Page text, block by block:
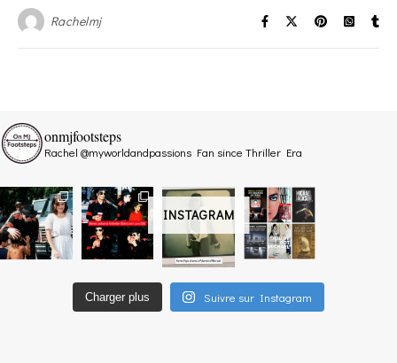
Rachelmj
INSTAGRAM
onmjfootsteps
Rachel @myworldandpassions Fan since Thriller Era
Charger plus Suivre sur Instagram